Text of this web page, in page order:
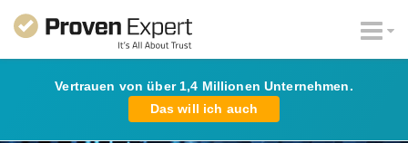
Vertrauen von über 1,4 Millionen Unternehmen.
Das will ich auch